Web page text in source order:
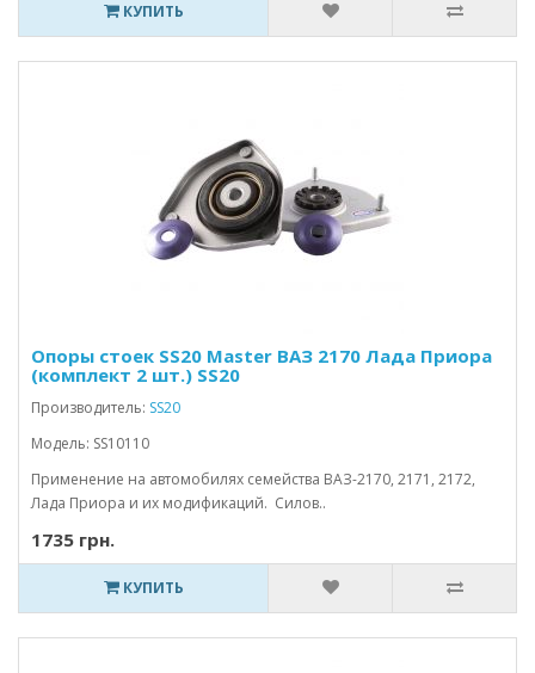
КУПИТЬ
Опоры стоек SS20 Master ВАЗ 2170 Лада Приора
(комплект 2 шт.) SS20
Производитель: SS20
Модель: SS10110
Применение на автомобилях семейства ВАЗ-2170, 2171, 2172,
Лада Приора и их модификаций. Силов..
1735 грн.
КУПИТЬ